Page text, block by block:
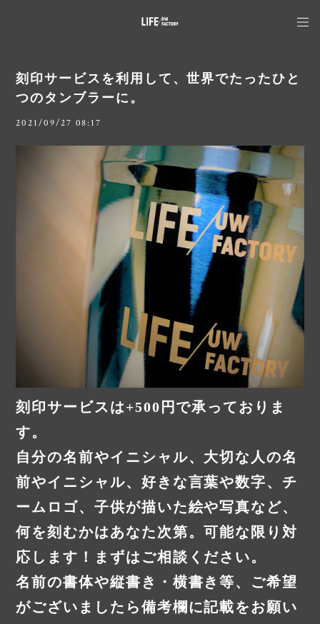
刻印サービスを利用して、世界でたったひと
つのタンブラーに。
2021/09/27 08:17
刻印サービスは+500円で承っておりま
す。
自分の名前やイニシャル、大切な人の名
前やイニシャル、好きな言葉や数字、チ
ームロゴ、子供が描いた絵や写真など、
何を刻むかはあなた次第。可能な限り対
応します！まずはご相談ください。
名前の書体や縦書き・横書き等、ご希望
がございましたら備考欄に記載をお願い